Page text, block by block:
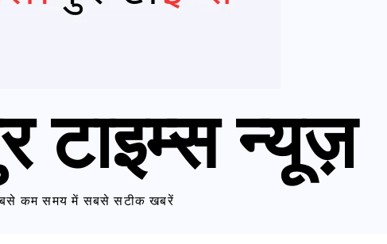
टाइम्स न्यूज़
कम समय में सबसे सटीक खबरें